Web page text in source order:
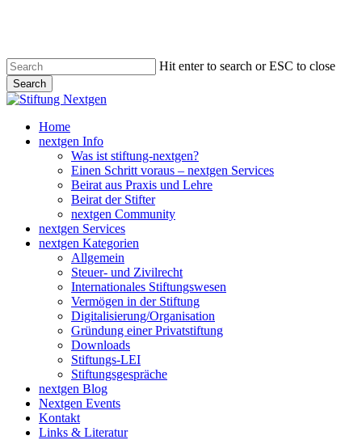
content
Hit enter to search or ESC to close
Search
Close
search
Menu
Home
nextgen Info
Was ist stiftung-nextgen?
Einen Schritt voraus – nextgen Services
Beirat aus Praxis und Lehre
Beirat der Stifter
nextgen Community
nextgen Services
nextgen Kategorien
Allgemein
Steuer- und Zivilrecht
Internationales Stiftungswesen
Vermögen in der Stiftung
Digitalisierung/Organisation
Gründung einer Privatstiftung
Downloads
Stiftungs-LEI
Stiftungsgespräche
nextgen Blog
Nextgen Events
Kontakt
Links & Literatur